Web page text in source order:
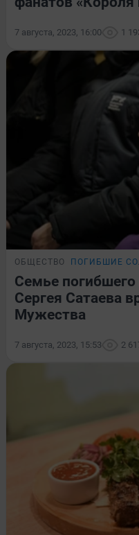
7 августа, 2023, 16:00 1
ОБЩЕСТВО ПОГИБШИЕ
Семье
Сергея Сатаева
Мужества
7 августа, 2023, 15:53 2